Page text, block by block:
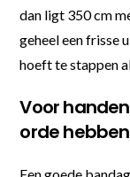
dan ligt 350 cm
geheel een frisse
hoeft te stappen
Voor
orde hebben